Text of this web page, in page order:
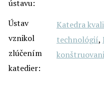
ústavu:
Ústav
vznikol
zlúčením
katedier:
Katedra
technológií,